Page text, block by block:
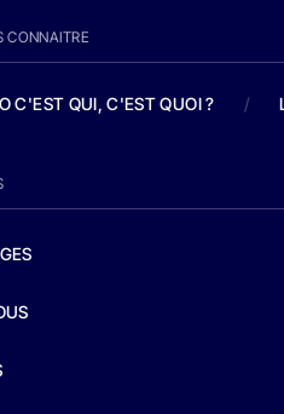
CONNAITRE
C'EST QUI, C'EST QUOI ? /